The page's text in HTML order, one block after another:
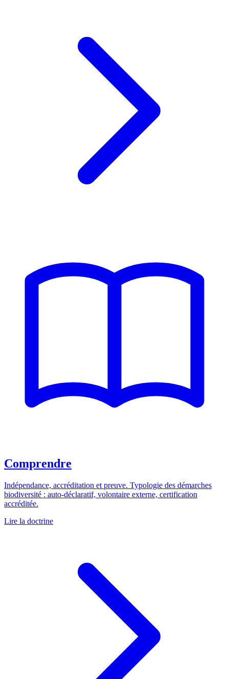
Comprendre
Indépendance, accréditation et preuve. Typologie des démarches
biodiversité : auto-déclaratif, volontaire externe, certification
accréditée.
Lire la doctrine